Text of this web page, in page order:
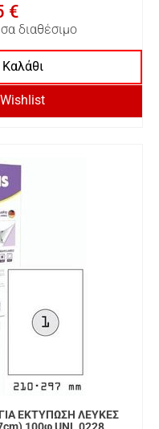
€
διαθέσιμο
ΓΙΑ ΕΚΤΥΠΩΣΗ ΛΕΥΚΕΣ